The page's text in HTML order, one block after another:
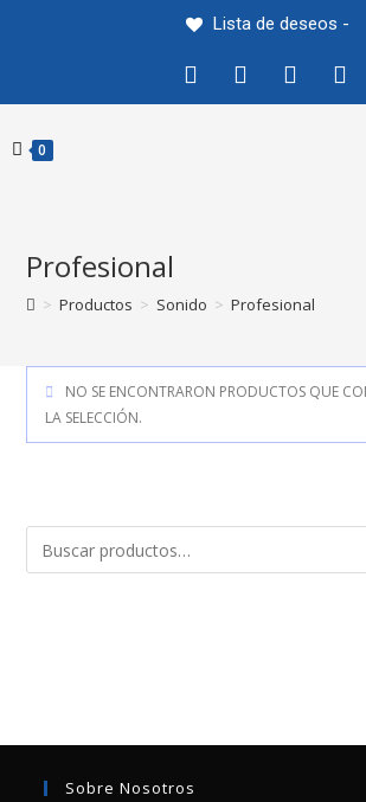
Lista de deseos -
0
Profesional
> Productos > Sonido > Profesional
NO SE ENCONTRARON PRODUCTOS QUE
LA SELECCIÓN.
Sobre Nosotros